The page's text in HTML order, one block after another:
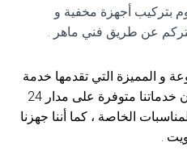
بتركيب أجهزة مخفية و
عن طريق فني ماهر .
و المميزة التي تقدمها خدمة
كاميرات مراقبة القصر ، حيث أن خدماتنا متوفرة على مدار 24
الخاصة ، كما أننا جهزنا
.